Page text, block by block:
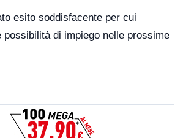
esito soddisfacente per cui
possibilità di impiego nelle prossime